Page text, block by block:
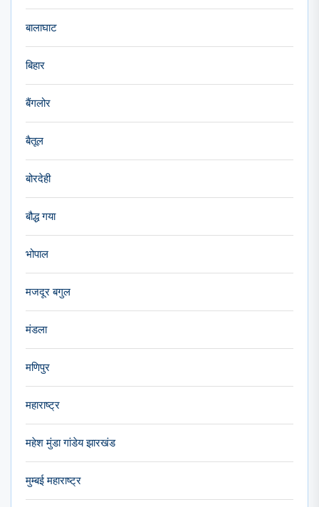
बालाघाट
बिहार
बैंगलोर
बैतूल
बोरदेही
बौद्ध गया
भोपाल
मजदूर बगुल
मंडला
मणिपुर
महाराष्ट्र
महेश मुंडा गांडेय झारखंड
मुम्बई महाराष्ट्र